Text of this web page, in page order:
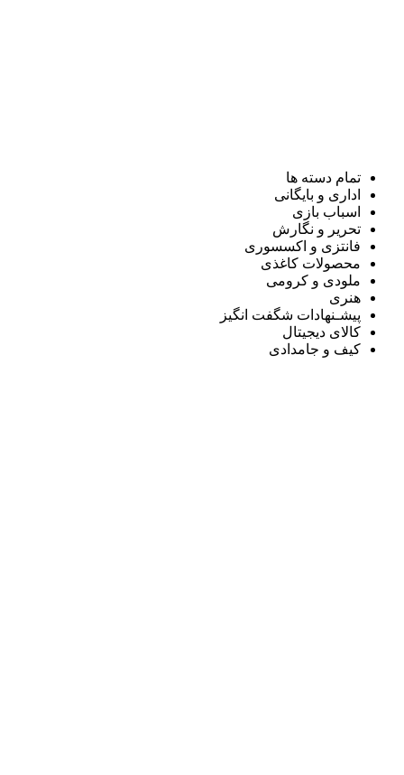
تمام دسته ها
اداری و بایگانی
اسباب بازی
تحریر و نگارش
فانتزی و اکسسوری
محصولات کاغذی
ملودی و کرومی
هنری
پیشـنهادات شگفت انگیز
کالای دیجیتال
کیف و جامدادی